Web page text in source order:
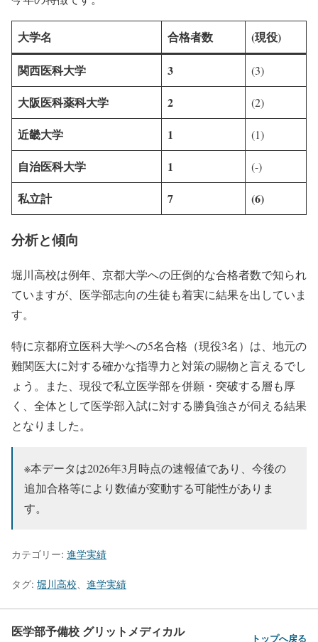
大学名 合格者数 (現役)
関西医科大学 3 (3)
大阪医科薬科大学 2 (2)
近畿大学 1 (1)
自治医科大学 1 (-)
私立計 7 (6)
分析と傾向
堀川高校は例年、京都大学への圧倒的な合格者数で知られ
ていますが、医学部志向の生徒も着実に結果を出していま
す。
特に京都府立医科大学への5名合格（現役3名）は、地元の
難関医大に対する確かな指導力と対策の賜物と言えるでし
ょう。また、現役で私立医学部を併願・突破する層も厚
く、全体として医学部入試に対する勝負強さが伺える結果
となりました。
※本データは2026年3月時点の速報値であり、今後の
追加合格等により数値が変動する可能性がありま
す。
カテゴリー: 進学実績
タグ: 堀川高校 進学実績
医学部予備校 グリットメディカル トップへ戻る